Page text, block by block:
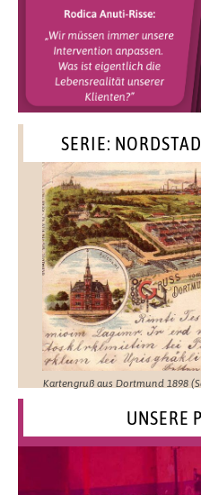
SERIE:
Kartengruß aus Dortmund 1898
UNSERE